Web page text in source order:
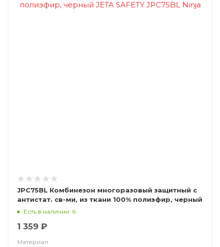
JPC75BL Комбинезон многоразовый защитный с
антистат. св-ми, из ткани 100% полиэфир, черный
JETA SAFETY JPC75BL Ninja
Есть в наличии: 6
1 359 ₽
Материал